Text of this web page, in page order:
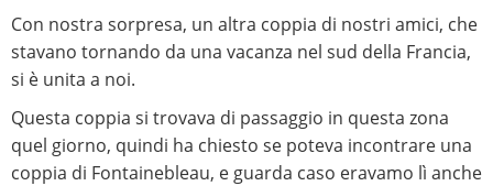
Con nostra sorpresa, un altra coppia di nostri amici, che
stavano tornando da una vacanza nel sud della Francia,
si è unita a noi.
Questa coppia si trovava di passaggio in questa zona
quel giorno, quindi ha chiesto se poteva incontrare una
coppia di Fontainebleau, e guarda caso eravamo lì anche